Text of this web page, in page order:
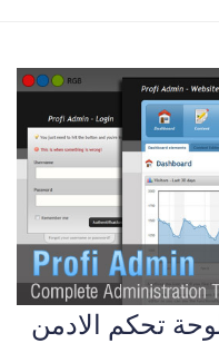
تحكم الادمن